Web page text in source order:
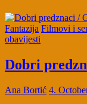
Fantazija Filmovi i
obavijesti
Dobri
Ana Bortić 4.